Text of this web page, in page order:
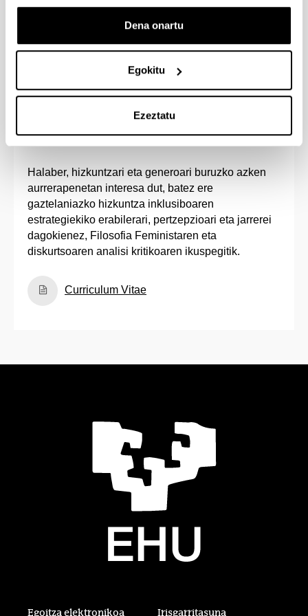
Dena onartu
Egokitu
Ezeztatu
2020az geroztik, LindyLab-eko lantaldeko kide naiz,
espainieraz, perpausen arteko konexio-motak edo
informazio-egitura kodifikatzeko estrategiak
aztertzea Autismoaren Espektroko Nahasmena edo
Halaber, hizkuntzari eta generoari buruzko azken
aurrerapenetan interesa dut, batez ere
gaztelaniazko hizkuntza inklusiboaren
estrategiekiko erabilerari, pertzepzioari eta jarrerei
dagokienez, Filosofia Feministaren eta
diskurtsoaren analisi kritikoaren ikuspegitik.
Curriculum Vitae
Egoitza elektronikoa Irisgarritasuna